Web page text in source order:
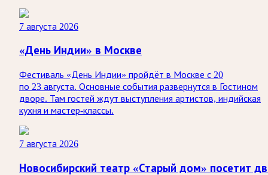
7 августа 2026
«День Индии» в Москве
Фестиваль «День Индии» пройдёт в Москве с 20
по 23 августа. Основные события развернутся в Гостином
дворе. Там гостей ждут выступления артистов, индийская
кухня и мастер-классы.
7 августа 2026
Новосибирский театр «Старый дом» посетит